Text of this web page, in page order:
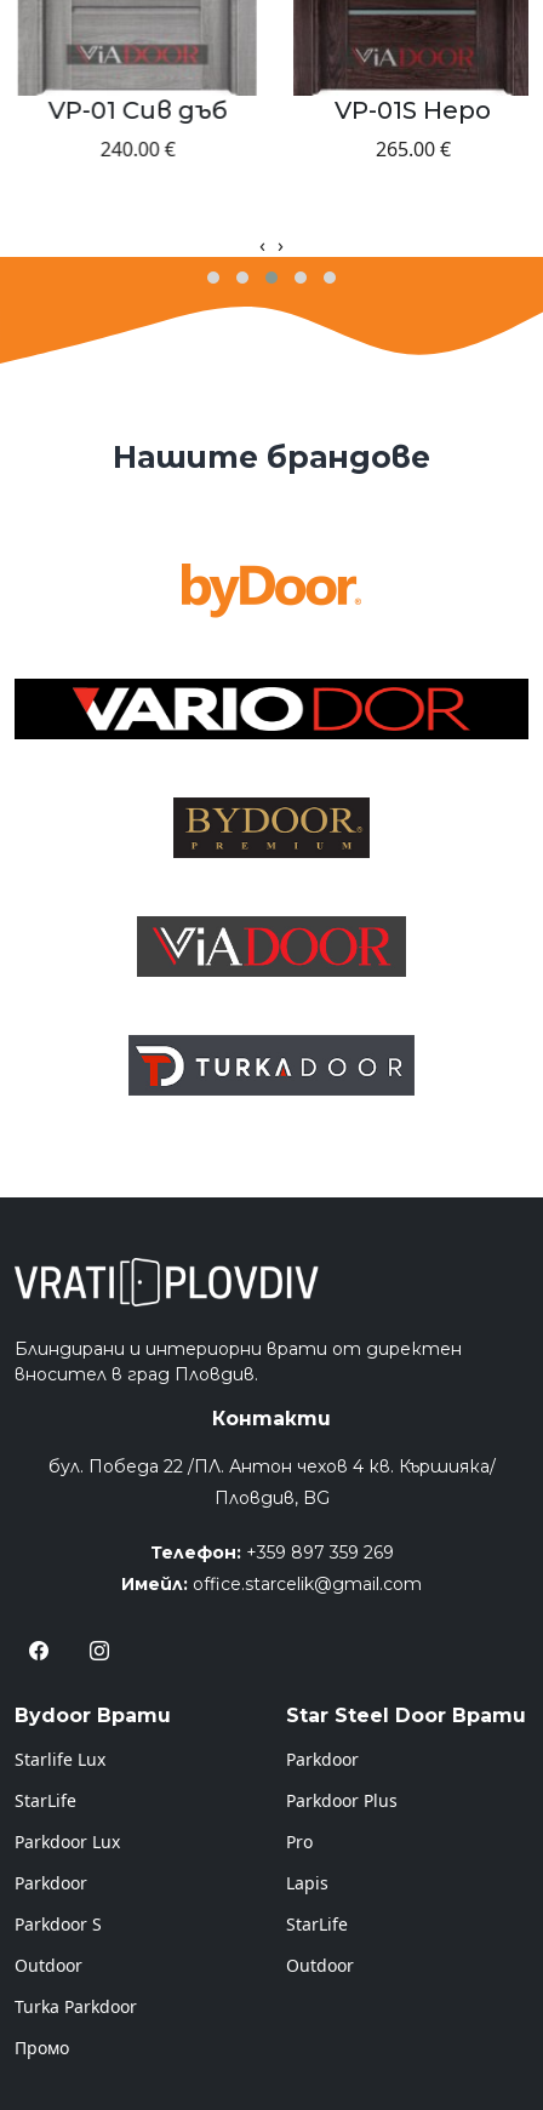
VP-01 Сив дъб
240.00 €
VP-01S Hepo
265.00 €
‹ ›
Нашите брандове
Блиндирани и интериорни врати от директен
вносител в град Пловдив.
Контакти
бул. Победа 22 /ПЛ. Антон чехов 4 кв. Кършияка/
Пловдив, BG
Телефон: +359 897 359 269
Имейл: office.starcelik@gmail.com
Bydoor Врати
Starlife Lux
StarLife
Parkdoor Lux
Parkdoor
Parkdoor S
Outdoor
Turka Parkdoor
Промо
Star Steel Door Врати
Parkdoor
Parkdoor Plus
Pro
Lapis
StarLife
Outdoor